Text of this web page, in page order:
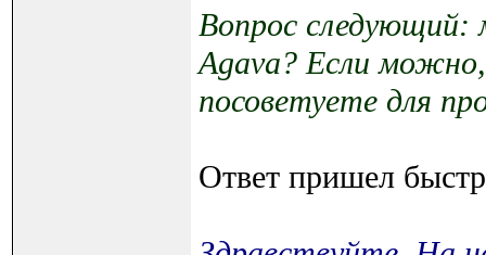
Вопрос следующий:
Agava? Если
посоветуете для
Ответ пришел